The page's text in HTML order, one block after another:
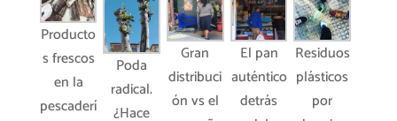
Producto
s frescos
en la
pescaderí
Poda
radical.
¿Hace
Gran
distribuci
ón vs el
El pan
auténtico
detrás
Residuos
plásticos
por